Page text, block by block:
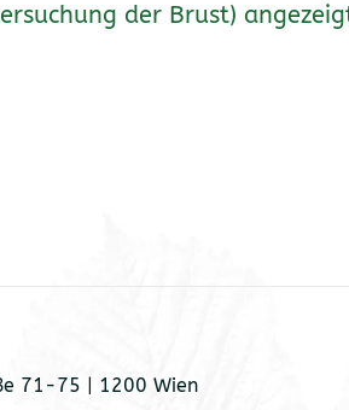
der Brust)
71-75 | 1200 Wien